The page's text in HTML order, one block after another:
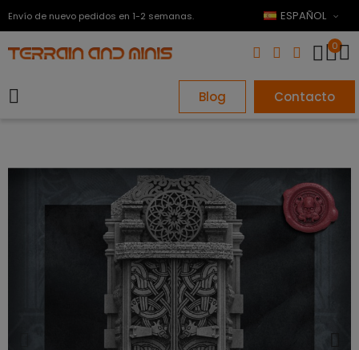
Envío de nuevo pedidos en 1-2 semanas. ESPAÑOL
0
Blog Contacto